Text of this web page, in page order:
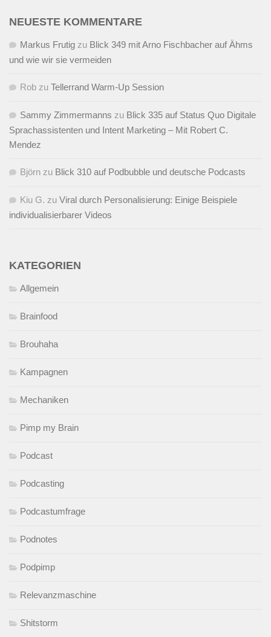
NEUESTE KOMMENTARE
Markus Frutig zu Blick 349 mit Arno Fischbacher auf Ähms
und wie wir sie vermeiden
Rob zu Tellerrand Warm-Up Session
Sammy Zimmermanns zu Blick 335 auf Status Quo Digitale
Sprachassistenten und Intent Marketing – Mit Robert C.
Mendez
Björn zu Blick 310 auf Podbubble und deutsche Podcasts
Kiu G. zu Viral durch Personalisierung: Einige Beispiele
individualisierbarer Videos
KATEGORIEN
Allgemein
Brainfood
Brouhaha
Kampagnen
Mechaniken
Pimp my Brain
Podcast
Podcasting
Podcastumfrage
Podnotes
Podpimp
Relevanzmaschine
Shitstorm